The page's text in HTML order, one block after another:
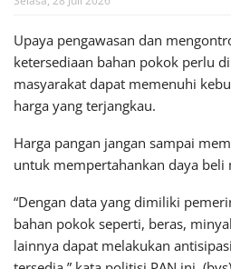
Upaya pengawasan dan
ketersediaan bahan pokok perlu
masyarakat dapat memenuhi
harga yang terjangkau.
Harga pangan jangan sampai
untuk mempertahankan daya beli
“Dengan data yang dimiliki
bahan pokok seperti, beras,
lainnya dapat melakukan